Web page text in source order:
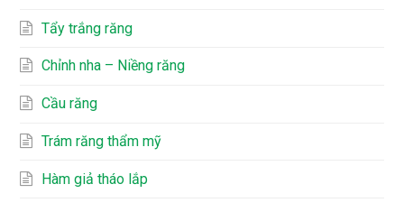
Tẩy trắng răng
Chỉnh nha – Niềng răng
Cầu răng
Trám răng thẩm mỹ
Hàm giả tháo lắp